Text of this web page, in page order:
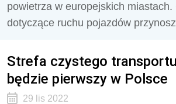
powietrza w europejskich
dotyczące ruchu pojazdów
Strefa czystego
będzie pierwszy w Polsce
29 lis 2022